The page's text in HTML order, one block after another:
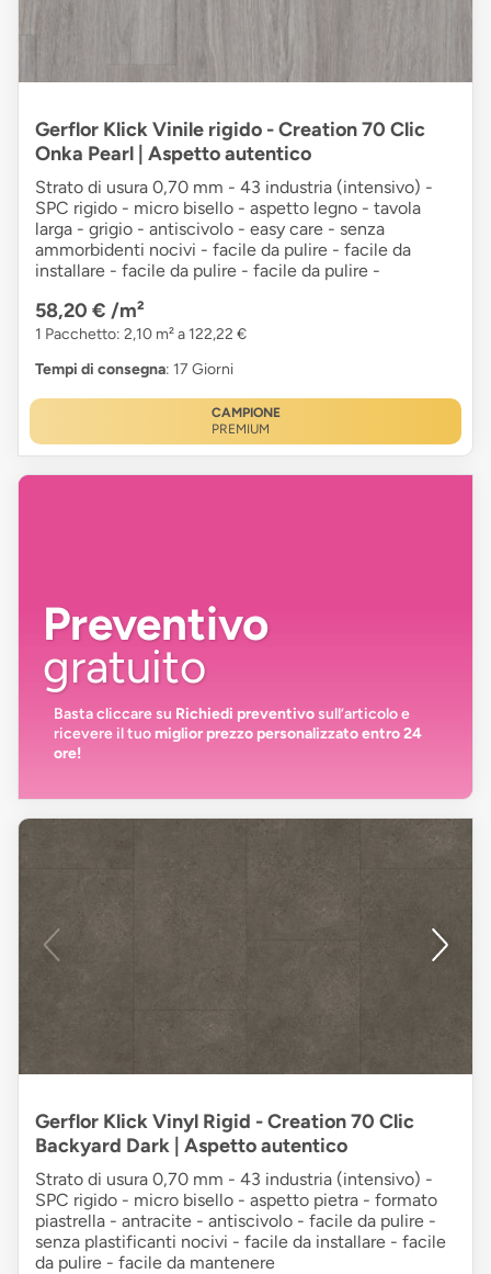
Gerflor Klick Vinile rigido - Creation 70 Clic
Onka Pearl | Aspetto autentico
Strato di usura 0,70 mm - 43 industria (intensivo) -
SPC rigido - micro bisello - aspetto legno - tavola
larga - grigio - antiscivolo - easy care - senza
ammorbidenti nocivi - facile da pulire - facile da
installare - facile da pulire - facile da pulire -
58,20 € /m²
1 Pacchetto: 2,10 m² a 122,22 €
Tempi di consegna: 17 Giorni
CAMPIONE
PREMIUM
Preventivo
gratuito
Basta cliccare su Richiedi preventivosull’articolo e
ricevere il tuomiglior prezzo personalizzato entro 24
ore!
Gerflor Klick Vinyl Rigid - Creation 70 Clic
Backyard Dark | Aspetto autentico
Strato di usura 0,70 mm - 43 industria (intensivo) -
SPC rigido - micro bisello - aspetto pietra - formato
piastrella - antracite - antiscivolo - facile da pulire -
senza plastificanti nocivi - facile da installare - facile
da pulire - facile da mantenere